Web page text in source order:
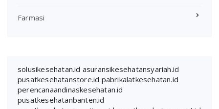
Farmasi
solusikesehatan.id asuransikesehatansyariah.id
pusatkesehatanstore.id pabrikalatkesehatan.id
perencanaandinaskesehatan.id
pusatkesehatanbanten.id